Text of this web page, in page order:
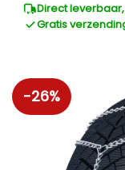
Direct
Gratis
-26%